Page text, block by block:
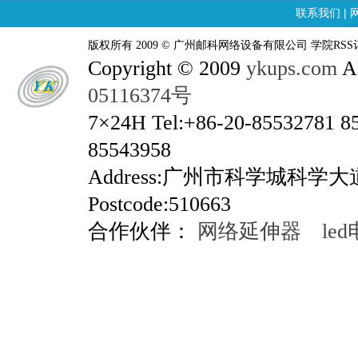
联系我们 |
版权所有 2009 © 广州邮科网络设备有限公司 学院RSS
Copyright © 2009 ykups.com
05116374号
7×24H Tel:+86-20-85532781
85543958
Address:广州市科学城科学
Postcode:510663
合作伙伴：
网络延伸器 led